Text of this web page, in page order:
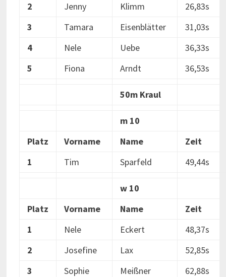
2
Jenny Klimm
26,83s
3
Tamara Eisenblätter
31,03s
4
Nele Uebe
36,33s
5
Fiona Arndt 36,53s
50m Kraul
m 10
Platz
Vorname Name
Zeit
1
Tim Sparfeld 49,44s
w 10
Platz
Vorname Name
Zeit
1
Nele Eckert
48,37s
2
Josefine Lax
52,85s
3
Sophie Meißner 62,88s